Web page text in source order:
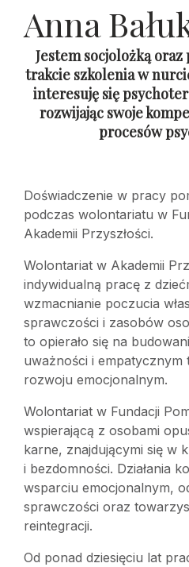
Anna
Jestem socjolożką
trakcie szkolenia w
interesuję się
rozwijając swoje
procesów
Doświadczenie w pracy
podczas wolontariatu w
Akademii Przyszłości.
Wolontariat w Akademii
indywidualną pracę z
wzmacnianie poczucia
sprawczości i zasobów
to opierało się na
uważności i
rozwoju emocjonalnym.
Wolontariat w Fundacji
wspierającą z osobami
karne, znajdującymi się w
i bezdomności. Działania
wsparciu emocjonalnym,
sprawczości oraz
reintegracji.
Od ponad dziesięciu lat